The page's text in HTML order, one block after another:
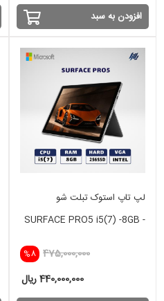
افزودن به سبد
لپ تاپ استوک تبلت شو
SURFACE PRO5 i5(7) -8GB -
%8 475,000,000
440,000,000 ریال